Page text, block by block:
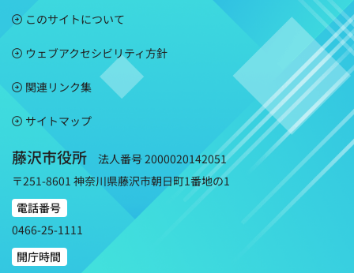
このサイトについて
ウェブアクセシビリティ方針
関連リンク集
サイトマップ
藤沢市役所
法人番号 2000020142051
〒251-8601 神奈川県藤沢市朝日町1番地の1
電話番号
0466-25-1111
開庁時間